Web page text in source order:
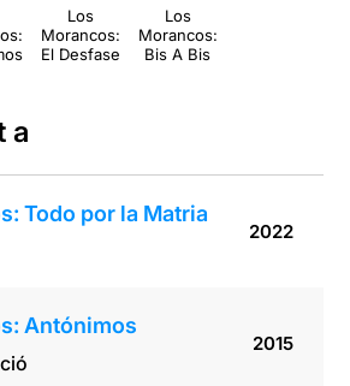
Los
Morancos:
El Desfase
Los
Morancos:
Bis A Bis
a
Todo por la Matria
2022
Antónimos
2015